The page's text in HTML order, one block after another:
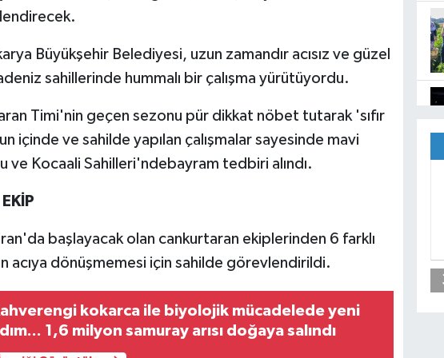
Büyükşehir Belediyesi, uzun zamandır acısız ve güzel
sahillerinde hummalı bir çalışma yürütüyordu.
Timi'nin geçen sezonu pür dikkat nöbet tutarak 'sıfır
içinde ve sahilde yapılan çalışmalar sayesinde mavi
ve Kocaali Sahilleri'ndebayram tedbiri alındı.
başlayacak olan cankurtaran ekiplerinden 6 farklı
acıya dönüşmemesi için sahilde görevlendirildi.
kokarca ile biyolojik mücadelede yeni
1,6 milyon samuray arısı doğaya salındı